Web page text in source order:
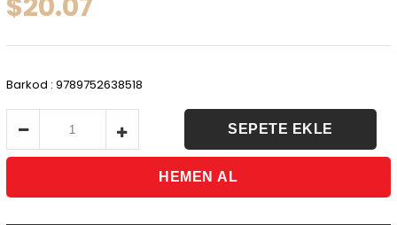
Barkod : 9789752638518